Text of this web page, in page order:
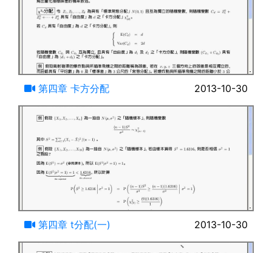
第四章 卡方分配 2013-10-30
第四章 t分配(一) 2013-10-30